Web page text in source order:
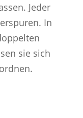
Jeder
In
sie sich